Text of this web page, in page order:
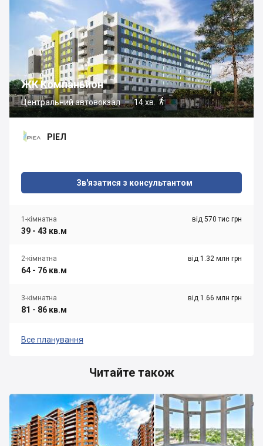
Читайте також
ЖК Компаньйон
Центральний автовокзал– 14 хв.
РІЕЛ
Зв'язатися з консультантом
1-кімнатна від 570 тис грн
39 - 43 кв.м
2-кімнатна від 1.32 млн грн
64 - 76 кв.м
3-кімнатна від 1.66 млн грн
81 - 86 кв.м
Все планування